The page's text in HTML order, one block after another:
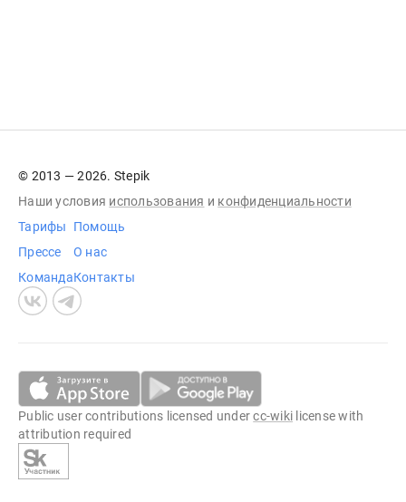
© 2013 — 2026. Stepik
Наши условия использования и конфиденциальности
Тарифы
Прессе
Команда
Помощь
О нас
Контакты
Public user contributions licensed undercc-wiki license with
attribution required